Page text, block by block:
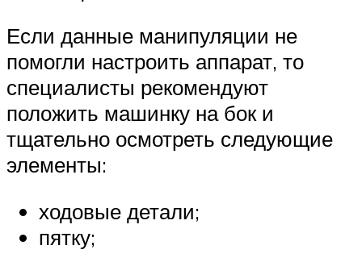
Если данные манипуляции не
помогли настроить аппарат, то
специалисты рекомендуют
положить машинку на бок и
тщательно осмотреть следующие
элементы:
ходовые детали;
пятку;